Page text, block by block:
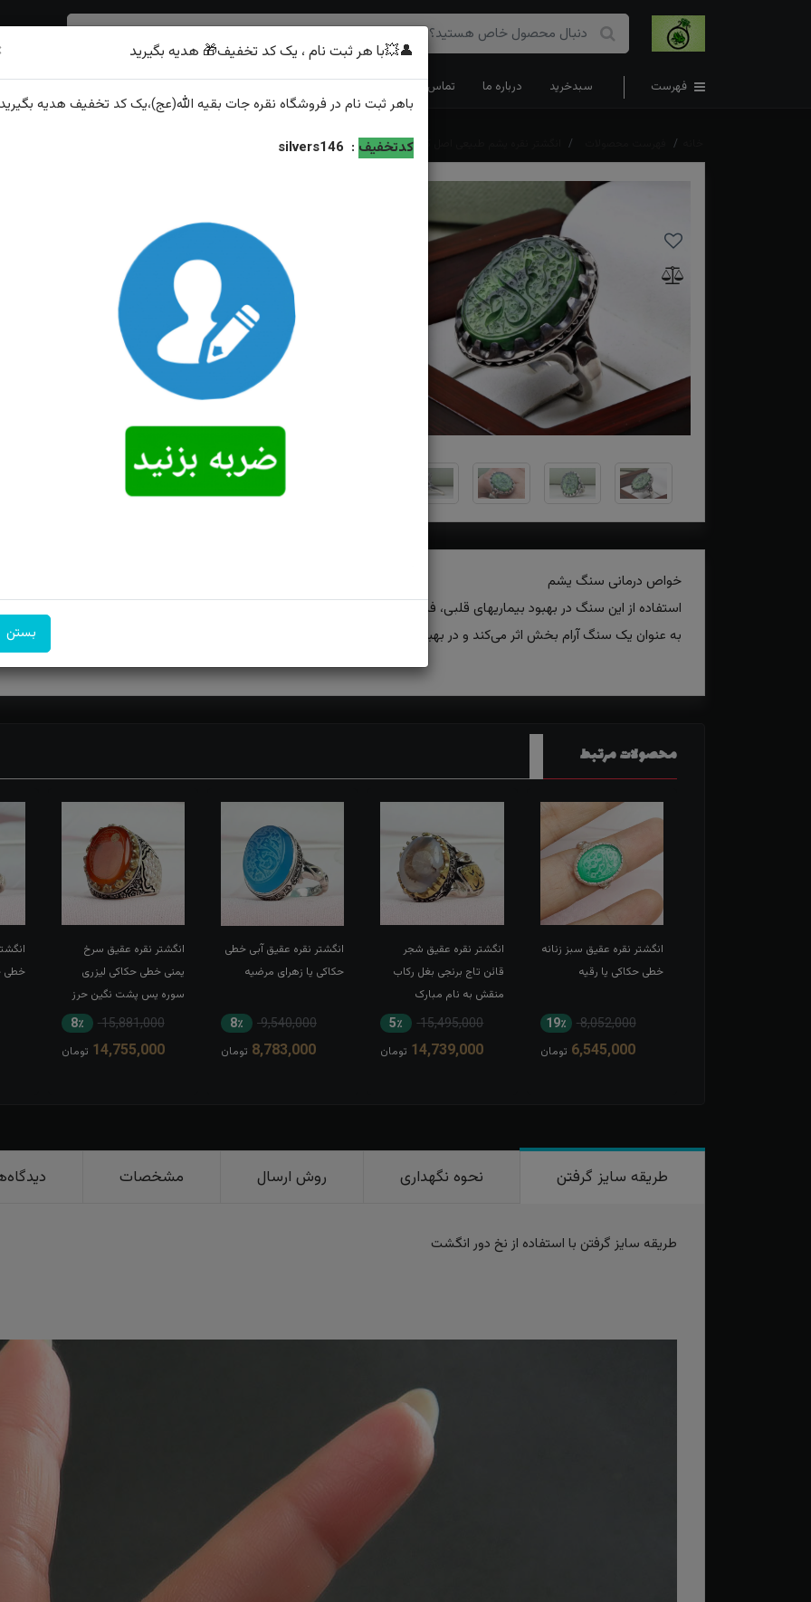
فهرست سبدخرید درباره ما تماس با ما
انگشتر نقره یشم طبیعی اصل کلکسیونی منقش به یا کریم اله طه اثر استادفاضل زاده رکاب صفوی
انگشتر نقره یشم طبیعی اصل کلکسیونی منقش به یا کریم
استادفاضل زاده رکاب صفوی
ویژگی‌های محصول
نگین: یشم طبیعی اصل
امکان تحویل
اکسپرس
امکان پرداخت
خواص درمانی سنگ یشم
استفاده از این سنگ در بهبود بیماریهای قلبی، فشار خون بالا، زخم ها، خستگی و سردرد موثر است . از نظر جنسی، مقوی و
به عنوان یک سنگ آرام بخش اثر می‌کند و در بهبود اختلالات خواب، خستگی و تحریک پذیری موثر است .
محصولات مرتبط
انگشتر نقره عقیق سبز زنانه
خطی حکاکی یا رقیه
8,052,000 19٪
6,545,000 تومان
انگشتر نقره عقیق شجر
قائن تاج برنجی بغل رکاب
منقش به نام مبارک
امیرالمومنین
15,495,000 5٪
14,739,000 تومان
انگشتر نقره عقیق آبی خطی
حکاکی یا زهرای مرضیه
9,540,000 8٪
8,783,000 تومان
انگشتر نقره عقیق سرخ
یمنی خطی حکاکی لیزری
سوره یس پشت نگین حرز
کبیر امام جواد(ع) رکاب تاج
برنجی بغل طرح ضریح
15,881,000 8٪
14,755,000 تومان
خطی
طریقه سایز گرفتن نحوه نگهداری روش ارسال مشخصات
طریقه سایز گرفتن با استفاده از نخ دور انگشت
👤💥با هر ثبت نام ، یک کد تخفیف🎁 هدیه بگیرید
باهر ثبت نام در فروشگاه نقره جات بقیه الله(عج)،یک کد تخفیف هدیه
کدتخفیف :
silvers146
بستن